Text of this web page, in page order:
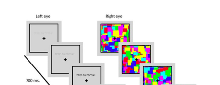
Témata
Témata
Pořady